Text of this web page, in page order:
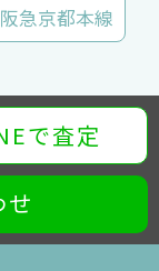
阪急京都本線
で査定
せ